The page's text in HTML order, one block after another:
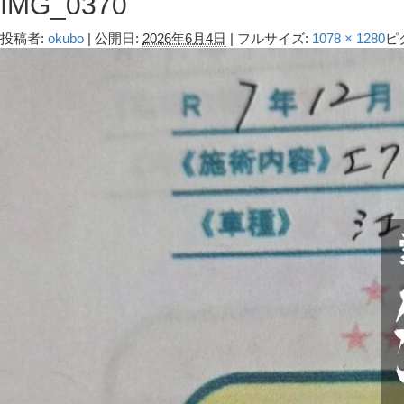
投稿者: okubo | 公開日: 2026年6月4日 | フルサイズ: 1078 × 1280ピ